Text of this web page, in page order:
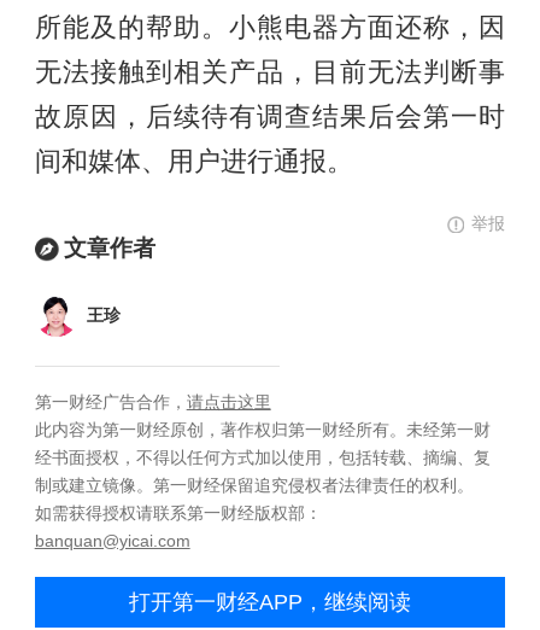
所能及的帮助。小熊电器方面还称，因
无法接触到相关产品，目前无法判断事
故原因，后续待有调查结果后会第一时
间和媒体、用户进行通报。
举报
文章作者
王珍
第一财经广告合作， 请点击这里
此内容为第一财经原创，著作权归第一财经所有。未经第一财
经书面授权，不得以任何方式加以使用，包括转载、摘编、复
制或建立镜像。第一财经保留追究侵权者法律责任的权利。
如需获得授权请联系第一财经版权部：
banquan@yicai.com
打开第一财经APP，继续阅读